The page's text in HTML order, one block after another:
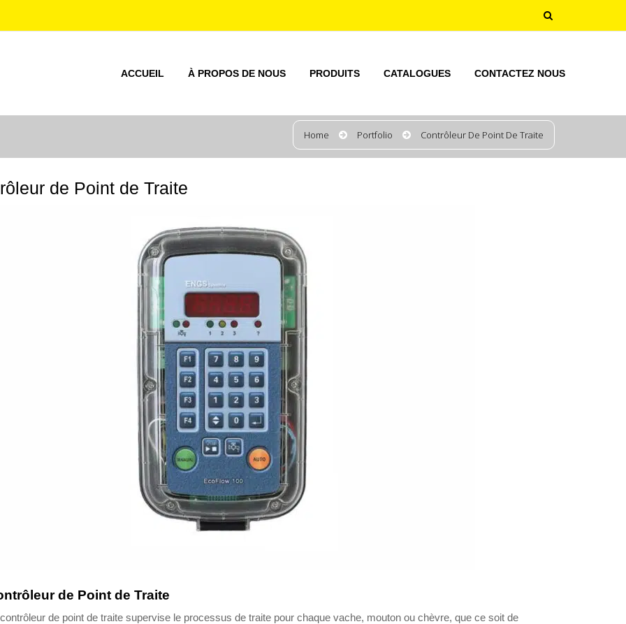
ACCUEIL À PROPOS DE NOUS PRODUITS CATALOGUES CONTACTEZ NOUS
Home Portfolio Contrôleur De Point De Traite
de Point de Traite
de Point de Traite
de point de traite supervise le processus de traite pour chaque vache, mouton ou chèvre, que ce soit de